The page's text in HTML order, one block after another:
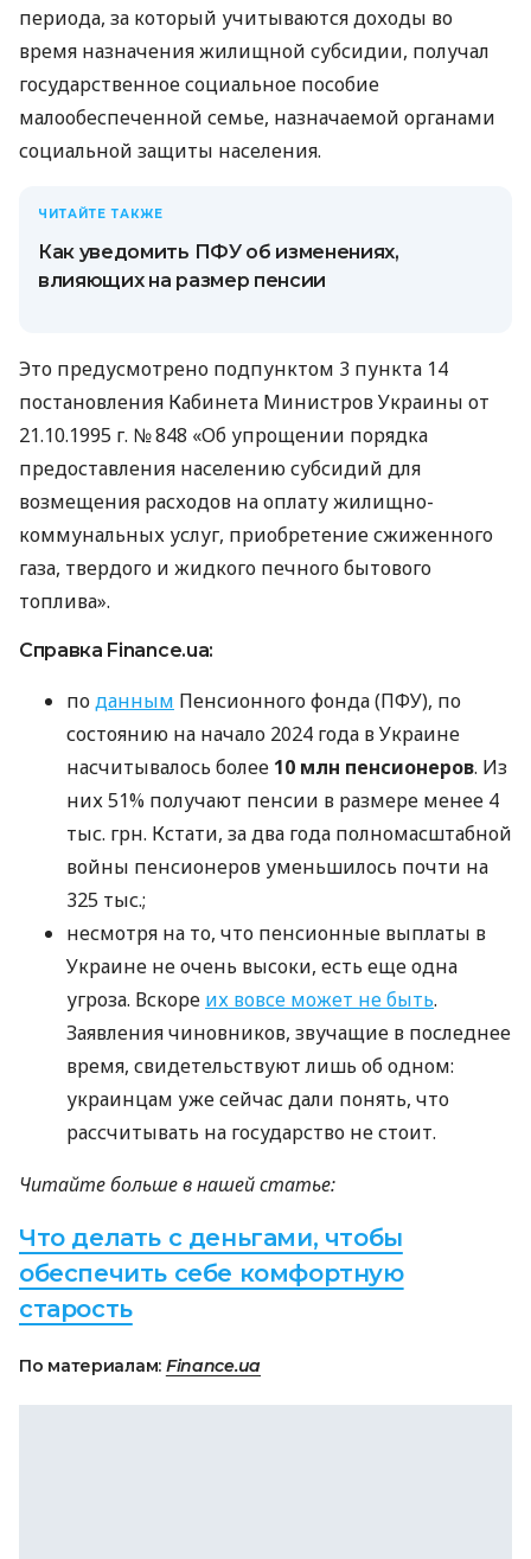
периода, за который учитываются доходы во
время назначения жилищной субсидии, получал
государственное социальное пособие
малообеспеченной семье, назначаемой органами
социальной защиты населения.
ЧИТАЙТЕ ТАКЖЕ
Как уведомить ПФУ об изменениях,
влияющих на размер пенсии
Это предусмотрено подпунктом 3 пункта 14
постановления Кабинета Министров Украины от
21.10.1995 г. № 848 «Об упрощении порядка
предоставления населению субсидий для
возмещения расходов на оплату жилищно-
коммунальных услуг, приобретение сжиженного
газа, твердого и жидкого печного бытового
топлива».
Справка Finance.ua:
поданным Пенсионного фонда (ПФУ), по
состоянию на начало 2024 года в Украине
насчитывалось более 10 млн пенсионеров. Из
них 51% получают пенсии в размере менее 4
тыс. грн. Кстати, за два года полномасштабной
войны пенсионеров уменьшилось почти на
325 тыс.;
несмотря на то, что пенсионные выплаты в
Украине не очень высоки, есть еще одна
угроза. Вскоре их вовсе может не быть.
Заявления чиновников, звучащие в последнее
время, свидетельствуют лишь об одном:
украинцам уже сейчас дали понять, что
рассчитывать на государство не стоит.
Читайте больше в нашей статье:
Что делать с деньгами, чтобы
обеспечить себе комфортную
старость
По материалам: Finance.ua